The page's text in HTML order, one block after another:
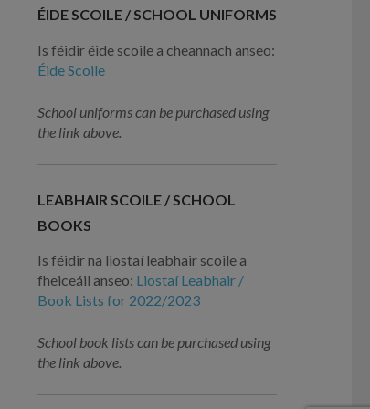
ÉIDE SCOILE / SCHOOL UNIFORMS
Is féidir éide scoile a cheannach anseo:
Éide Scoile
School uniforms can be purchased using
the link above.
LEABHAIR SCOILE / SCHOOL
BOOKS
Is féidir na liostaí leabhair scoile a
fheiceáil anseo: Liostaí Leabhair /
Book Lists for 2022/2023
School book lists can be purchased using
the link above.